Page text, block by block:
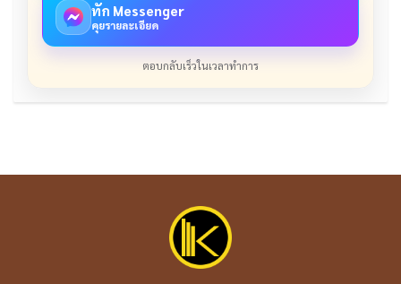
ทัก Messenger
คุยรายละเอียด
ตอบกลับเร็วในเวลาทำการ